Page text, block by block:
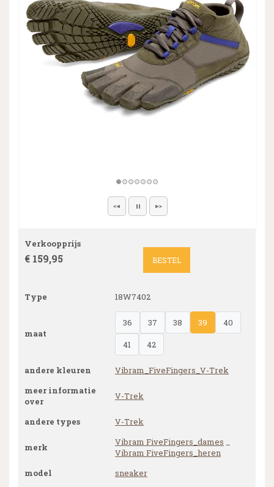
Verkoopprijs
€ 159,95 BESTEL
Type 18W7402
maat
36 37 38 39
40
41
42
andere kleuren
Vibram_FiveFingers_V-Trek
meer informatie
over
V-Trek
andere types V-Trek
merk Vibram FiveFingers_dames
Vibram FiveFingers_heren
model
sneaker